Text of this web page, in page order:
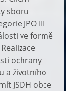
sboru
JPO III
ve formě
ochrany
a životního
JSDH obce